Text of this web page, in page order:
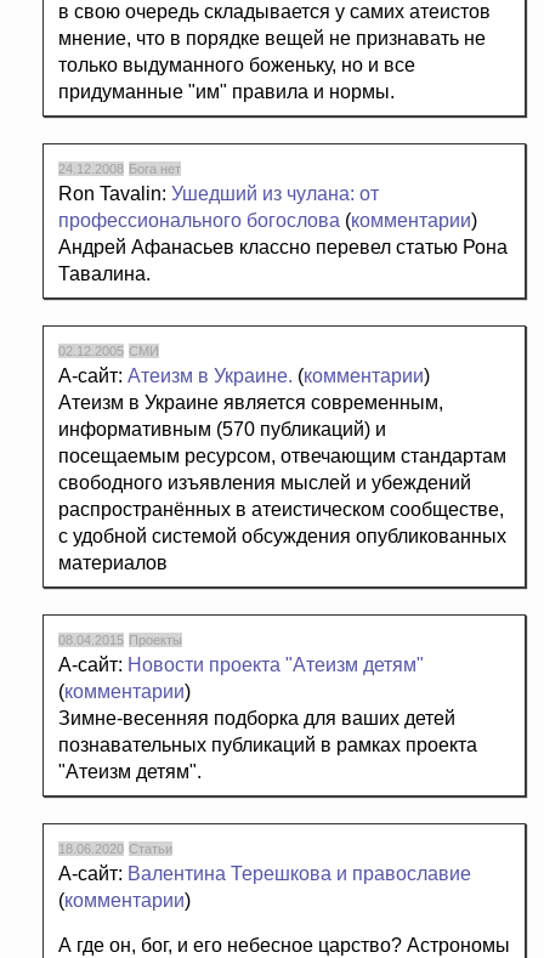
в свою очередь складывается у самих атеистов
мнение, что в порядке вещей не признавать не
только выдуманного боженьку, но и все
придуманные "им" правила и нормы.
24.12.2008 Бога нет
Ron Tavalin: Ушедший из чулана: от
профессионального богослова (комментарии)
Андрей Афанасьев классно перевел статью Рона
Тавалина.
02.12.2005 СМИ
А-сайт: Атеизм в Украине. (комментарии)
Атеизм в Украине является современным,
информативным (570 публикаций) и
посещаемым ресурсом, отвечающим стандартам
свободного изъявления мыслей и убеждений
распространённых в атеистическом сообществе,
с удобной системой обсуждения опубликованных
материалов
08.04.2015 Проекты
А-сайт: Новости проекта "Атеизм детям"
(комментарии)
Зимне-весенняя подборка для ваших детей
познавательных публикаций в рамках проекта
"Атеизм детям".
18.06.2020 Статьи
А-сайт: Валентина Терешкова и православие
(комментарии)
А где он, бог, и его небесное царство? Астрономы